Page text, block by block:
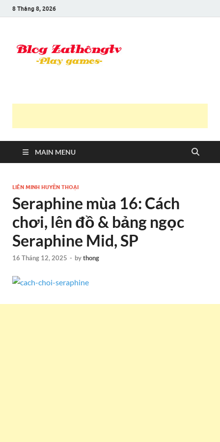
8 Tháng 8, 2026
MAIN MENU
LIÊN MINH HUYỀN THOẠI
Seraphine mùa 16: Cách
chơi, lên đồ & bảng ngọc
Seraphine Mid, SP
16 Tháng 12, 2025 - bythong